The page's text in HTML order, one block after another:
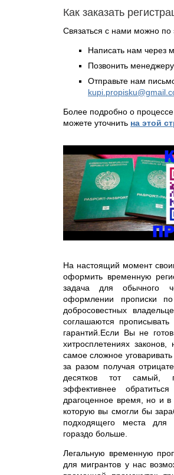
Как заказать
Связаться с нами можно по
Написать нам через
Позвонить
Отправьте нам
Более подробно о
можете уточнить на этой
На настоящий момент
оформить временную
задача для обычного
оформлении прописки
добросовестных
соглашаются
гарантий.Если Вы не
хитросплетениях
самое сложное
за разом получая
десятков тот самый,
эффективнее
драгоценное время, но и
которую вы смогли бы
подходящего места для
гораздо больше.
Легальную временную
для мигрантов у нас